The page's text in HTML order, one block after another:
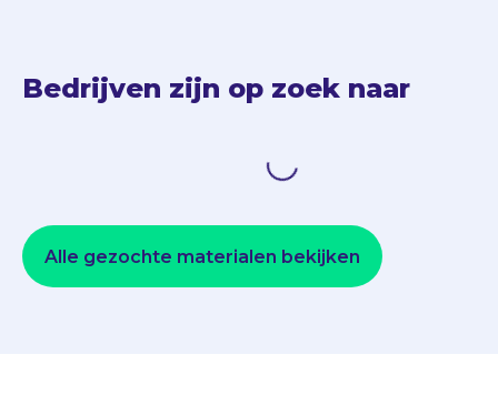
Bedrijven zijn op zoek naar
Loading...
Alle gezochte materialen bekijken